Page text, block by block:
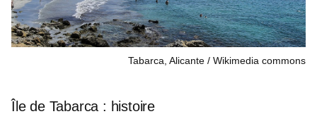
Tabarca, Alicante Wikimedia commons
Île de Tabarca : histoire